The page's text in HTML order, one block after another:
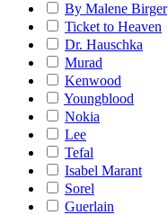
By Malene Birger
Ticket to Heaven
Dr. Hauschka
Murad
Kenwood
Youngblood
Nokia
Lee
Tefal
Isabel Marant
Sorel
Guerlain